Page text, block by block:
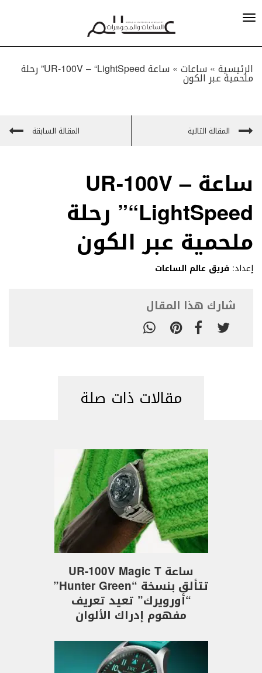
الرئيسية » ساعات» ساعة UR-100V – “LightSpeed” رحلة
ملحمية عبر الكون
المقالة التالية المقالة السابقة
ساعة UR-100V –
“LightSpeed” رحلة
ملحمية عبر الكون
إعداد: فريق عالم الساعات
شارك هذا المقال
مقالات ذات صلة
ساعة UR-100V Magic T
تتألق بنسخة “Hunter Green”
“أورويرك” تعيد تعريف
مفهوم إدراك الألوان